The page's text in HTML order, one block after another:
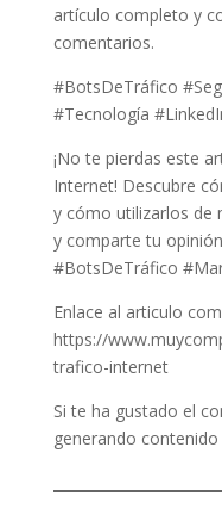
artículo completo y
comentarios.
#BotsDeTráfico
#Tecnología
¡No te pierdas este
Internet! Descubre
y cómo utilizarlos de
y comparte tu
#BotsDeTráfico
Enlace al articulo
https://
trafico-internet
Si te ha gustado el
generando